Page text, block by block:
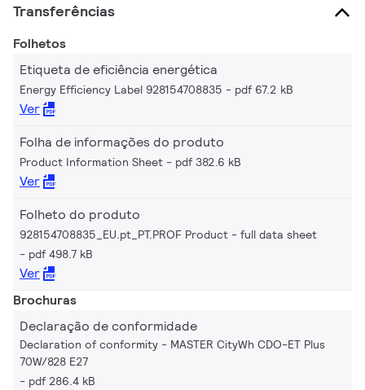
Transferências
Folhetos
Etiqueta de eficiência energética
Energy Efficiency Label 928154708835 pdf 67.2 kB
Ver
Folha de informações do produto
Product Information Sheet pdf 382.6 kB
Ver
Folheto do produto
928154708835_EU.pt_PT.PROF Product - full data sheet
pdf 498.7 kB
Ver
Brochuras
Declaração de conformidade
Declaration of conformity - MASTER CityWh CDO-ET Plus
70W/828 E27
pdf 286.4 kB